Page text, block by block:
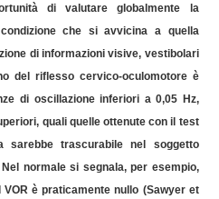
di valutare globalmente la
che si avvicina a quella
di informazioni visive, vestibolari
del riflesso cervico-oculomotore è
di oscillazione inferiori a 0,05 Hz,
quali quelle ottenute con il test
sarebbe trascurabile nel soggetto
normale si segnala, per esempio,
è praticamente nullo (Sawyer et